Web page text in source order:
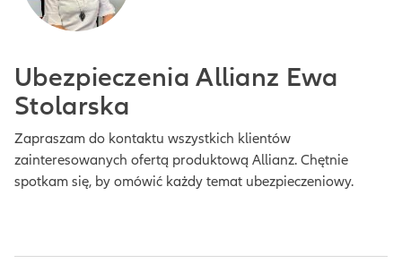
Ubezpieczenia Allianz Ewa
Stolarska
Zapraszam do kontaktu wszystkich klientów
zainteresowanych ofertą produktową Allianz. Chętnie
spotkam się, by omówić każdy temat ubezpieczeniowy.